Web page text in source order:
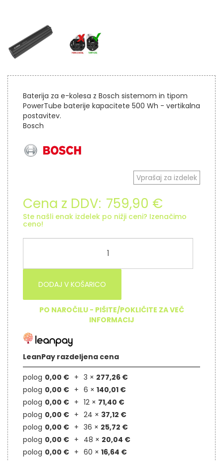
Baterija za e-kolesa z Bosch sistemom in tipom
PowerTube baterije kapacitete 500 Wh - vertikalna
postavitev.
Bosch
Vprašaj za izdelek
Cena z DDV: 759,90 €
Ste našli enak izdelek po nižji ceni? Izenačimo
ceno!
DODAJ V KOŠARICO
PO NAROČILU - PIŠITE/POKLIČITE ZA VEČ
INFORMACIJ
LeanPay razdeljena cena
polog 0,00 € 3 × 277,26 €
polog 0,00 € 6 × 140,01 €
polog 0,00 € 12 × 71,40 €
polog 0,00 € 24 × 37,12 €
polog 0,00 € 36 × 25,72 €
polog 0,00 € 48 × 20,04 €
polog 0,00 € 60 × 16,64 €